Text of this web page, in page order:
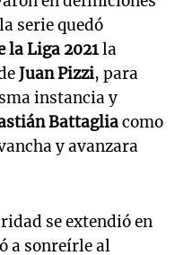
serie quedó
la Liga 2021la
Juan Pizzi, para
instancia y
Battagliacomo
y avanzara
se extendió en
a sonreírle al